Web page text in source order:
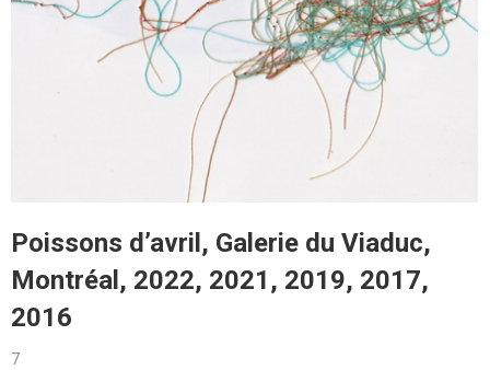
Poissons d’avril, Galerie du Viaduc,
Montréal, 2022, 2021, 2019, 2017,
2016
7